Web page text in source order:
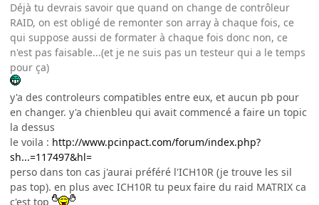
Déjà tu devrais savoir que quand on change de contrôleur
RAID, on est obligé de remonter son array à chaque fois, ce
qui suppose aussi de formater à chaque fois donc non, ce
n'est pas faisable...(et je ne suis pas un testeur qui a le temps
pour ça)
y'a des controleurs compatibles entre eux, et aucun pb pour
en changer. y'a chienbleu qui avait commencé a faire un topic
la dessus
le voila : http://www.pcinpact.com/forum/index.php?
sh...=117497&hl=
perso dans ton cas j'aurai préféré l'ICH10R (je trouve les sil
pas top). en plus avec ICH10R tu peux faire du raid MATRIX ca
c'est top